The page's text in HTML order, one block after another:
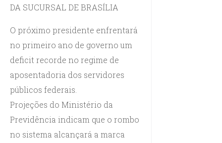
DA SUCURSAL DE BRASÍLIA
O próximo presidente enfrentará
no primeiro ano de governo um
deficit recorde no regime de
aposentadoria dos servidores
públicos federais.
Projeções do Ministério da
Previdência indicam que o rombo
no sistema alcançará a marca